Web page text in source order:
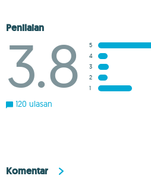
Penilaian
3.8
5
4
3
2
1
120 ulasan
Komentar